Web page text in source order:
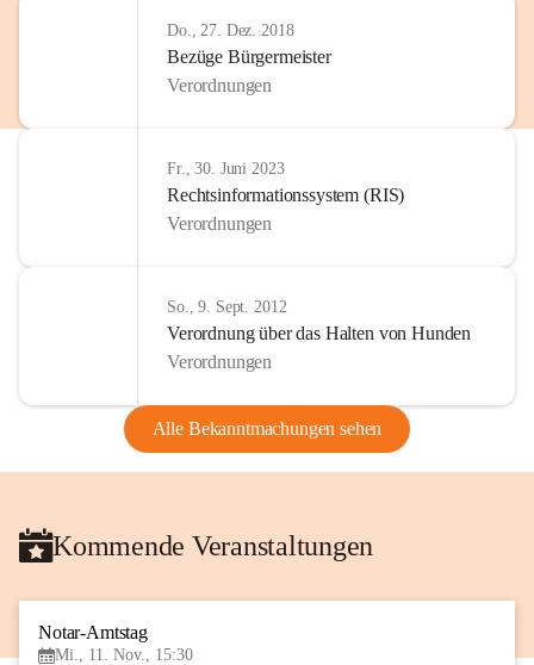
Do., 27. Dez. 2018
Bezüge Bürgermeister
Verordnungen
Fr., 30. Juni 2023
Rechtsinformationssystem (RIS)
Verordnungen
So., 9. Sept. 2012
Verordnung über das Halten von Hunden
Verordnungen
Alle Bekanntmachungen sehen
Kommende Veranstaltungen
Notar-Amtstag
Mi., 11. Nov., 15:30